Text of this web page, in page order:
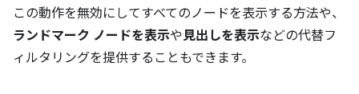
この動作を無効にしてすべてのノードを表示する方法や、
ランドマーク ノードを表示や見出しを表示などの代替フ
ィルタリングを提供することもできます。